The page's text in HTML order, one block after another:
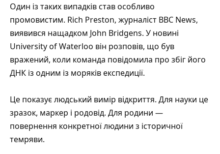
Один із таких випадків став особливо
промовистим. Rich Preston, журналіст BBC News,
виявився нащадком John Bridgens. У новині
University of Waterloo він розповів, що був
вражений, коли команда повідомила про збіг його
ДНК із одним із моряків експедиції.
Це показує людський вимір відкриття. Для науки це
зразок, маркер і родовід. Для родини —
повернення конкретної людини з історичної
темряви.